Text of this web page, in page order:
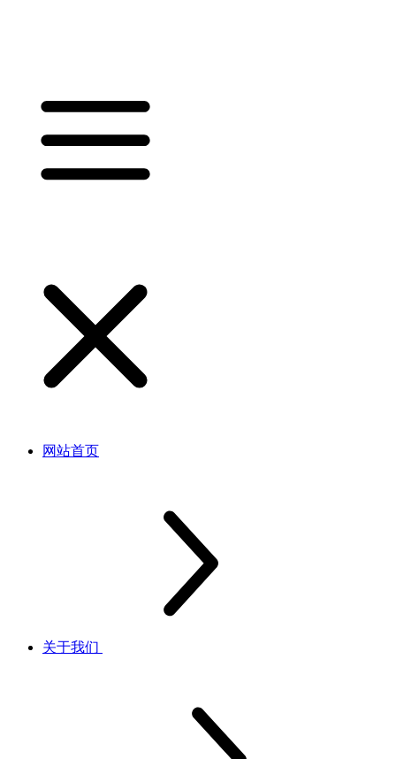
网站首页
关于我们